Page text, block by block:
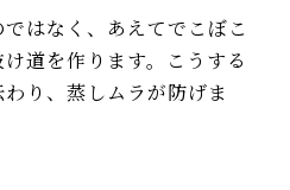
ではなく、あえてでこぼこ
道を作ります。こうする
り、蒸しムラが防げま